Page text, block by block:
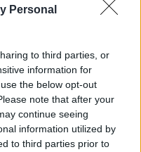
Personal
to third parties, or
information for
the below opt-out
note that after your
continue seeing
information utilized by
to third parties prior to
συνωμοσία.
για όλους.
(γέλια)»